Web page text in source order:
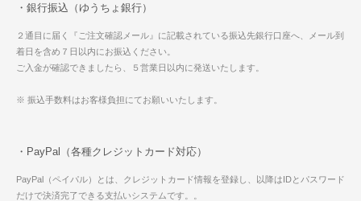
・銀行振込（ゆうちょ銀行）
２通目に届く『ご注文確認メール』に記載されている振込先銀行口座へ、メール到
着日を含め７日以内にお振込ください。
ご入金が確認できましたら、５営業日以内に発送いたします。
※ 振込手数料はお客様負担にてお願いいたします。
・PayPal（各種クレジットカード対応）
PayPal（ペイパル）とは、クレジットカード情報を登録し、以降はIDとパスワード
だけで決済完了できる支払いシステムです。。